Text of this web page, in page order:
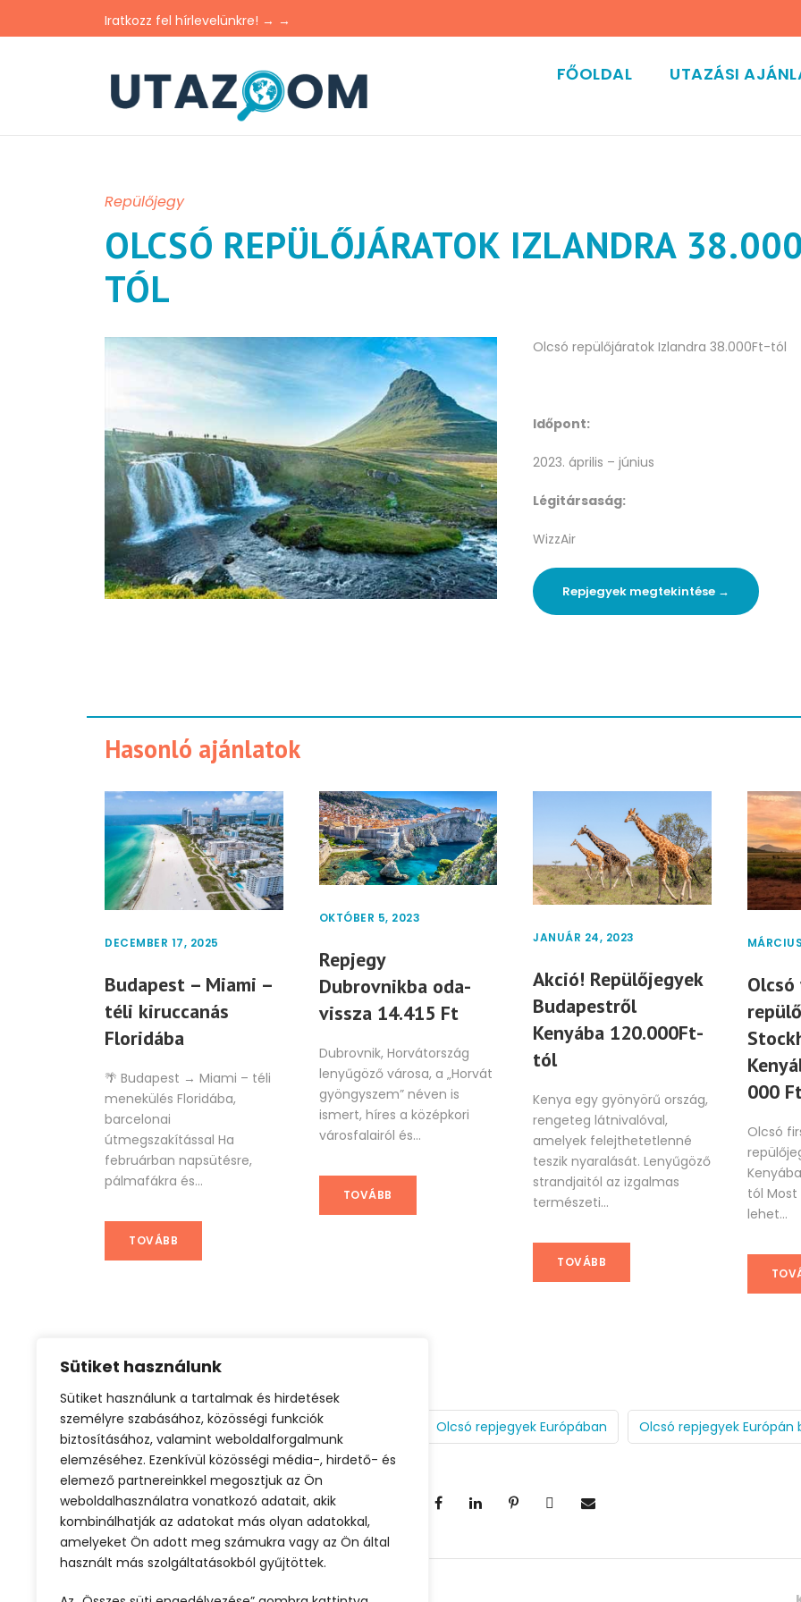
Sütiket használunk
Sütiket használunk a tartalmak és hirdetések
személyre szabásához, közösségi funkciók
biztosításához, valamint weboldalforgalmunk
elemzéséhez. Ezenkívül közösségi média-, hirdető- és
elemező partnereinkkel megosztjuk az Ön
weboldalhasználatra vonatkozó adatait, akik
kombinálhatják az adatokat más olyan adatokkal,
amelyeket Ön adott meg számukra vagy az Ön által
használt más szolgáltatásokból gyűjtöttek.
Iratkozz fel hírlevelünkre! → →
FŐOLDAL UTAZÁSI
Repülőjegy
OLCSÓ REPÜLŐJÁRATOK IZLANDRA
TÓL
Olcsó repülőjáratok Izlandra 38.000Ft-tól
Időpont:
2023. április – június
Légitársaság:
WizzAir
Repjegyek megtekintése →
Hasonló ajánlatok
DECEMBER 17, 2025
Budapest – Miami –
téli kiruccanás
Floridába
🌴 Budapest → Miami – téli
menekülés Floridába,
barcelonai
útmegszakítással Ha
februárban napsütésre,
pálmafákra és...
TOVÁBB
OKTÓBER 5, 2023
Repjegy
Dubrovnikba oda-
vissza 14.415 Ft
Dubrovnik, Horvátország
lenyűgöző városa, a „Horvát
gyöngyszem” néven is
ismert, híres a középkori
városfalairól és...
TOVÁBB
JANUÁR 24, 2023
Akció! Repülőjegyek
Budapestről
Kenyába 120.000Ft-
tól
Kenya egy gyönyörű ország,
rengeteg látnivalóval,
amelyek felejthetetlenné
teszik nyaralását. Lenyűgöző
strandjaitól az izgalmas
természeti...
TOVÁBB
000
Olcsó
tól Most
lehet...
Aktív kikapcsolódás Kalandtúrák külföldön Olcsó repjegyek Európában Olcsó repjegyek Európán